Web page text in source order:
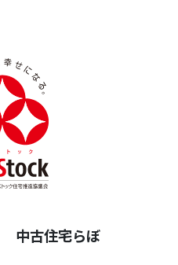
中古住宅らぼ